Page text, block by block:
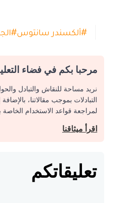
#ألكسندر سانتوس#
مرحبا بكم في فضاء
نريد مساحة للنقاش والتبادل
التبادلات بموجب مقالاتنا،
لمراجعة قواعد الاستخدام الخاصة
اقرأ ميثاقنا
تعليقاتكم